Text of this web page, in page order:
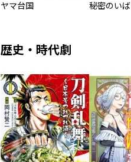
ヤマ台国 秘密のい
歴史・時代劇